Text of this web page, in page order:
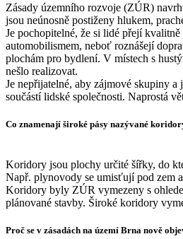
Zásady územního rozvoje (ZÚR)
jsou neúnosně postiženy hlukem,
Je pochopitelné, že si lidé přejí
automobilismem, neboť roznášejí
plochám pro bydlení. V místech s
nešlo realizovat.
Je nepřijatelné, aby zájmové skupiny
součástí lidské společnosti. Naprostá
Co znamenají široké pásy nazývané
Koridory jsou plochy určité šířky, do
Např. plynovody se umisťují pod zem
Koridory byly ZÚR vymezeny s
plánované stavby. Široké koridory
Proč se v zásadách na území Brna nově